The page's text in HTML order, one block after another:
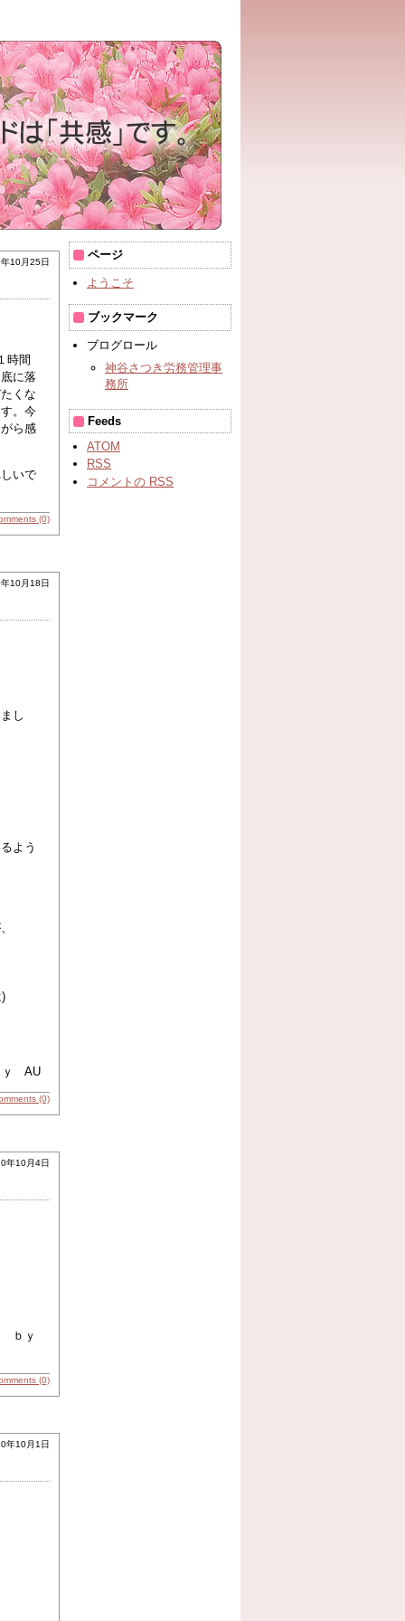
10月25日
時間
に落
くな
。今
ら感
いで
(0)
10月18日
し
よう
ｙ AU
(0)
年10月4日
(0)
年10月1日
ページ
ようこそ
ブックマーク
ブログロール
神谷さつき労務管理事
務所
Feeds
ATOM
RSS
コメントの RSS